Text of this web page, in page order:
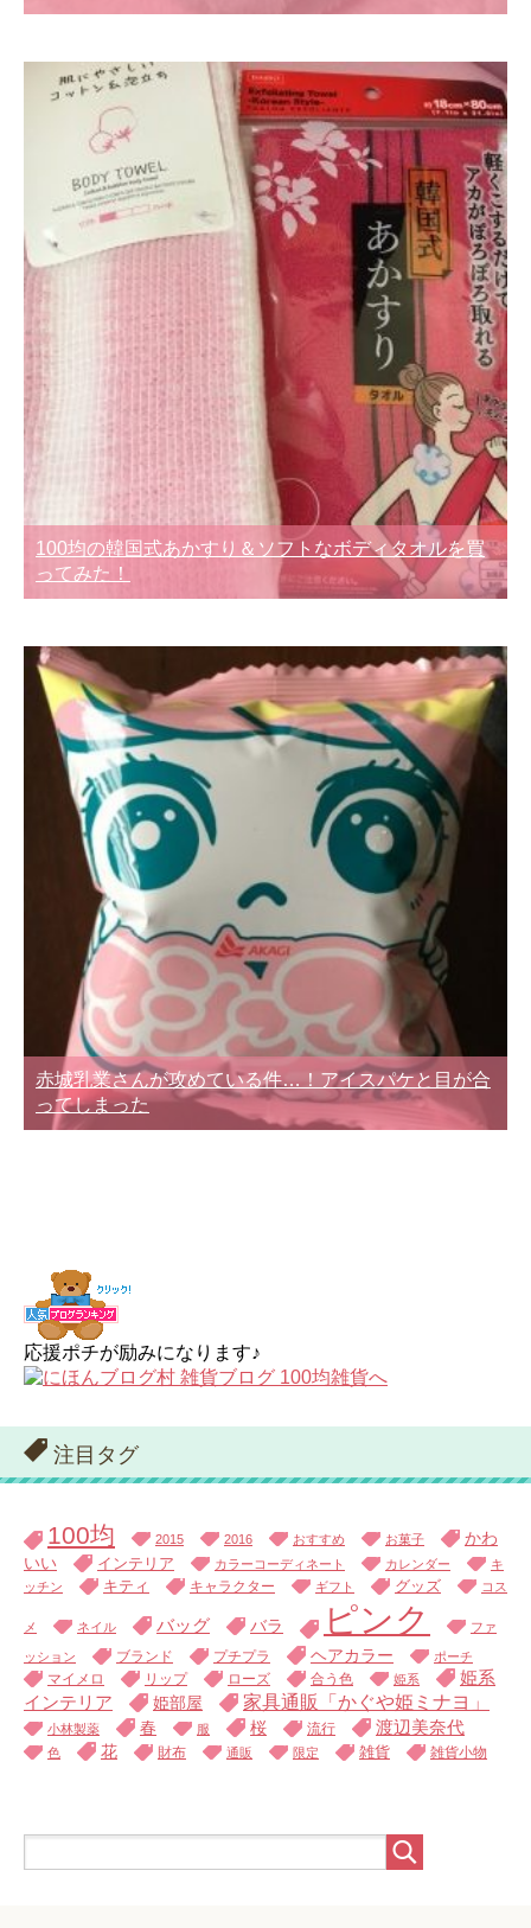
100均の韓国式あかすり＆ソフトなボディタオルを買
ってみた！
赤城乳業さんが攻めている件…！アイスパケと目が合
ってしまった
応援ポチが励みになります♪
注目タグ
100均 2015 2016 おすすめ お菓子
かわ
いい
インテリア カラーコーディネート カレンダー
キ
ッチン
キティ キャラクター ギフト グッズ コス
メ ネイル バッグ バラ ピンク ファ
ッション ブランド プチプラ ヘアカラー ポーチ
マイメロ リップ ローズ 合う色 姫系
姫系
インテリア
姫部屋 家具通販「かぐや姫ミナヨ」
小林製薬 春 服 桜 流行 渡辺美奈代
色 花 財布 通販 限定 雑貨 雑貨小物